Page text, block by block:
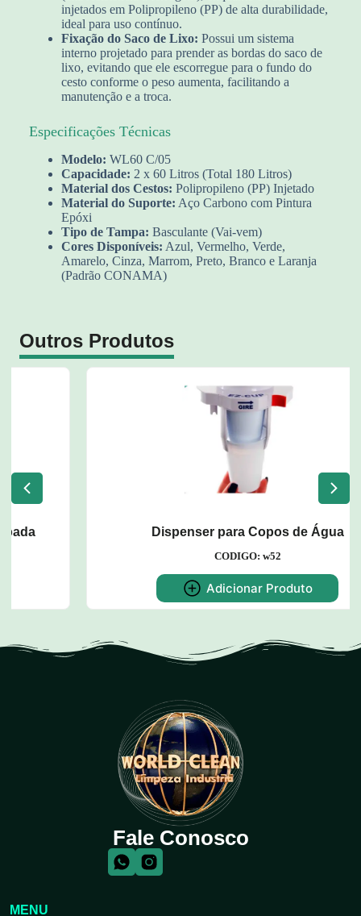
injetados em Polipropileno (PP) de alta durabilidade,
ideal para uso contínuo.
Fixação do Saco de Lixo: Possui um sistema
interno projetado para prender as bordas do saco de
lixo, evitando que ele escorregue para o fundo do
cesto conforme o peso aumenta, facilitando a
manutenção e a troca.
Especificações Técnicas
Modelo: WL60 C/05
Capacidade: 2 x 60 Litros (Total 180 Litros)
Material dos Cestos: Polipropileno (PP) Injetado
Material do Suporte: Aço Carbono com Pintura
Epóxi
Tipo de Tampa: Basculante (Vai-vem)
Cores Disponíveis: Azul, Vermelho, Verde,
Amarelo, Cinza, Marrom, Preto, Branco e Laranja
(Padrão CONAMA)
Outros Produtos
Dispenser para Copos de Água
Adicionar Produto
Fale Conosco
MENU